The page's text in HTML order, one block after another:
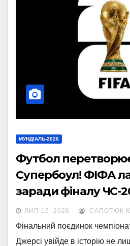
МУНДІАЛЬ-2026
Футбол
Супербоул! ФІФА
заради фіналу ЧС-
ЛИП 15, 2026 САПОТЮК
Фінальний поєдинок
Джерсі увійде в історію не